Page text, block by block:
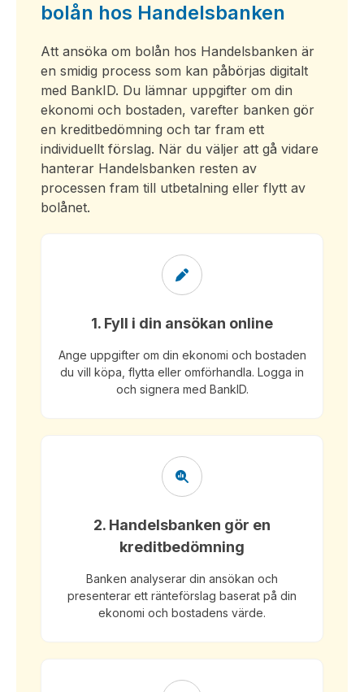
bolån hos Handelsbanken
Att ansöka om bolån hos Handelsbanken är
en smidig process som kan påbörjas digitalt
med BankID. Du lämnar uppgifter om din
ekonomi och bostaden, varefter banken gör
en kreditbedömning och tar fram ett
individuellt förslag. När du väljer att gå vidare
hanterar Handelsbanken resten av
processen fram till utbetalning eller flytt av
bolånet.
1. Fyll i din ansökan online
Ange uppgifter om din ekonomi och bostaden
du vill köpa, flytta eller omförhandla. Logga in
och signera med BankID.
2. Handelsbanken gör en
kreditbedömning
Banken analyserar din ansökan och
presenterar ett ränteförslag baserat på din
ekonomi och bostadens värde.